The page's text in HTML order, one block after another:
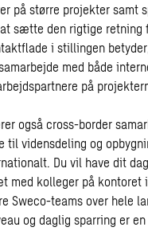
på større projekter samt
sætte den rigtige retning
i stillingen
med både
på
også cross-border
til vidensdeling og
Du vil have dit
med kolleger på kontoret
Sweco-teams over hele
og daglig sparring er en